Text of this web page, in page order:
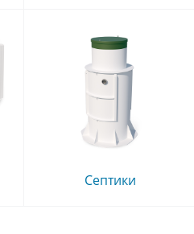
Септики